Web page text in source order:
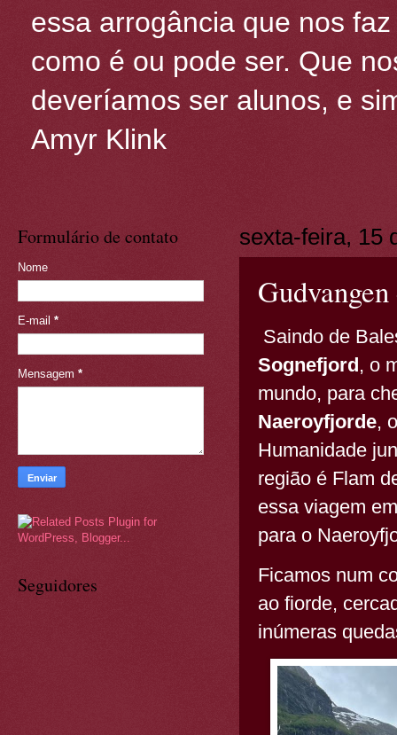
essa arrogância que nos
como é ou pode ser. Que
deveríamos ser alunos, e
Amyr Klink
sexta-feira, 15
Saindo de
Sognefjord, o
mundo, para
Naeroyfjorde,
Humanidade
região é Flam
essa viagem
para o
Ficamos num
ao fiorde,
inúmeras
Formulário de contato
Nome
E-mail *
Mensagem *
Seguidores